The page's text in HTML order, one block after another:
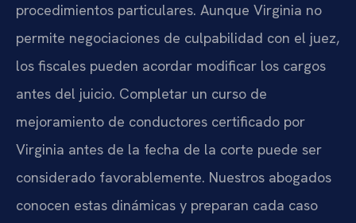
procedimientos particulares. Aunque Virginia no
permite negociaciones de culpabilidad con el juez,
los fiscales pueden acordar modificar los cargos
antes del juicio. Completar un curso de
mejoramiento de conductores certificado por
Virginia antes de la fecha de la corte puede ser
considerado favorablemente. Nuestros abogados
conocen estas dinámicas y preparan cada caso